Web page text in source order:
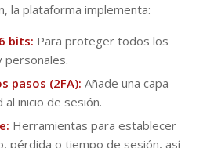
la plataforma implementa:
bits: Para proteger todos los
personales.
pasos (2FA): Añade una capa
inicio de sesión.
Herramientas para establecer
pérdida o tiempo de sesión, así